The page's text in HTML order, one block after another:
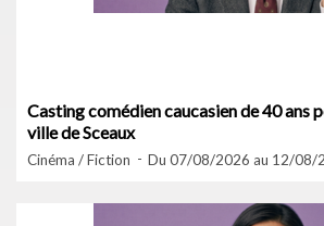
Casting comédien caucasien de 40 ans
ville de Sceaux
Cinéma / Fiction Du 07/08/2026 au 12/08/